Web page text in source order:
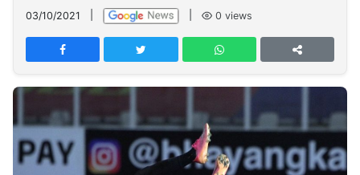
Network
PT
TREETAN
MULTIMEDIA
INDONESIA
Partner
03/10/2021 0 views